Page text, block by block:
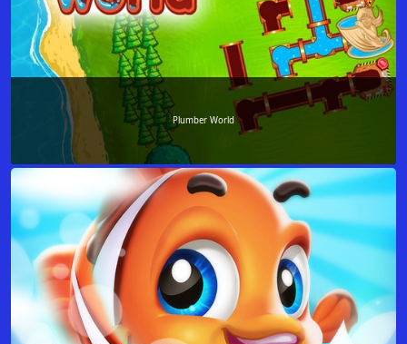
Plumber World